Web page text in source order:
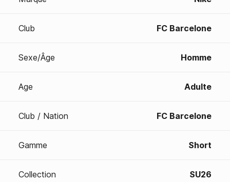
Club FC Barcelone
Sexe/Âge Homme
Age Adulte
Club / Nation FC Barcelone
Gamme Short
Collection SU26